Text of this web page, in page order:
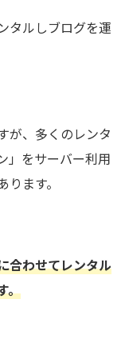
タルしブログを運
が、多くのレンタ
」をサーバー利用
ます。
合わせてレンタル
。